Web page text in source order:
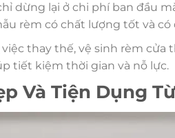
dừng lại ở chi phí ban đầu
rèm có chất lượng tốt và có
thay thế, vệ sinh rèm cửa
tiết kiệm thời gian và nỗ lực.
Và Tiện Dụng